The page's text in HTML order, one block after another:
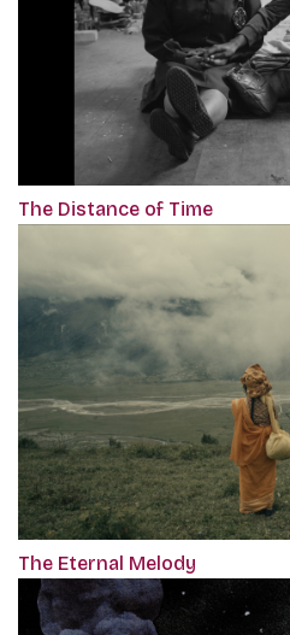
The Distance of Time
The Eternal Melody